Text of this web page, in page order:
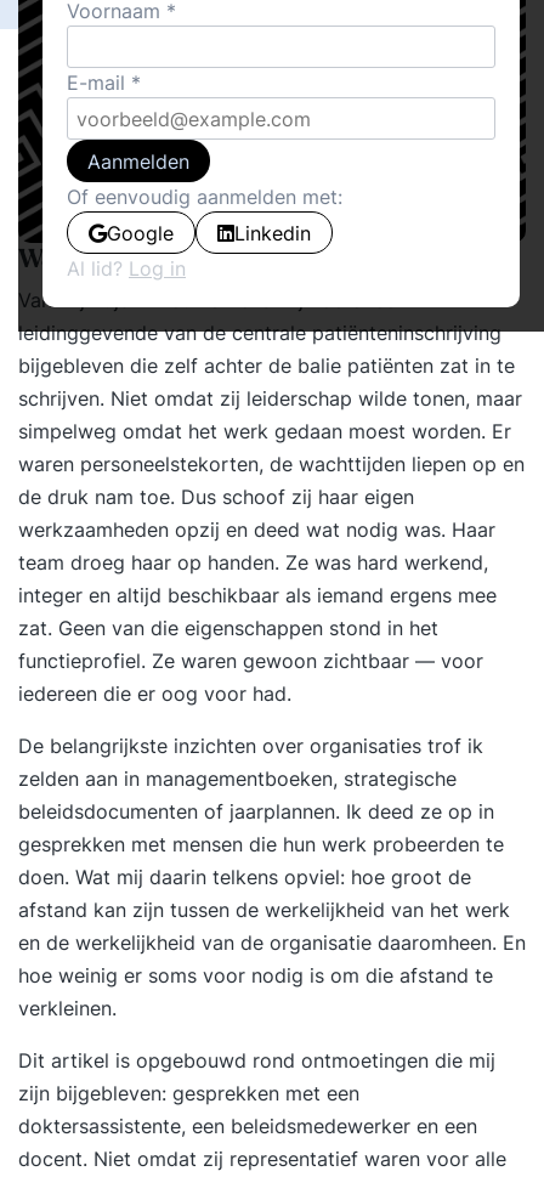
Wat mij bijbleef
Van mijn tijd in het VUmc is mij vooral een
leidinggevende van de centrale patiënteninschrijving
bijgebleven die zelf achter de balie patiënten zat in te
schrijven. Niet omdat zij leiderschap wilde tonen, maar
simpelweg omdat het werk gedaan moest worden. Er
waren personeelstekorten, de wachttijden liepen op en
de druk nam toe. Dus schoof zij haar eigen
werkzaamheden opzij en deed wat nodig was. Haar
team droeg haar op handen. Ze was hard werkend,
integer en altijd beschikbaar als iemand ergens mee
zat. Geen van die eigenschappen stond in het
functieprofiel. Ze waren gewoon zichtbaar — voor
iedereen die er oog voor had.
De belangrijkste inzichten over organisaties trof ik
zelden aan in managementboeken, strategische
beleidsdocumenten of jaarplannen. Ik deed ze op in
gesprekken met mensen die hun werk probeerden te
doen. Wat mij daarin telkens opviel: hoe groot de
afstand kan zijn tussen de werkelijkheid van het werk
en de werkelijkheid van de organisatie daaromheen. En
hoe weinig er soms voor nodig is om die afstand te
verkleinen.
Dit artikel is opgebouwd rond ontmoetingen die mij
zijn bijgebleven: gesprekken met een
doktersassistente, een beleidsmedewerker en een
docent. Niet omdat zij representatief waren voor alle
Voornaam
E-mail
Aanmelden
Of eenvoudig aanmelden met:
Google
Linkedin
Al lid? Log in